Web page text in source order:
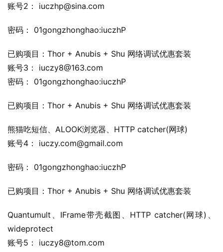
账号2： iuczhp@sina.com
密码： 01gongzhonghao:iuczhP
已购项目：Thor + Anubis + Shu 网络调试优惠套装
账号3： iuczy8@163.com
密码： 01gongzhonghao:iuczhP
已购项目：Thor + Anubis + Shu 网络调试优惠套装
熊猫吃短信、ALOOK浏览器、HTTP catcher(网球)
账号4： iuczy.com@gmail.com
密码： 01gongzhonghao:iuczhP
已购项目：Thor + Anubis + Shu 网络调试优惠套装
Quantumult、IFrame带壳截图、HTTP catcher(网球)、
wideprotect
账号5： iuczy8@tom.com